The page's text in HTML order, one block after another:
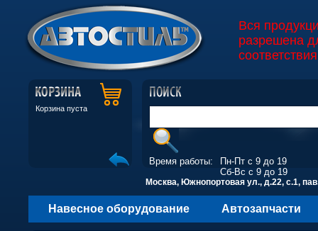
Вся
разрешена
Корзина пуста
Время работы:
Пн-Пт с 9 до 19
Сб-Вс с 9 до 19
Москва, Южнопортовая ул., д.22, с.1,
Навесное оборудование Автозапчасти